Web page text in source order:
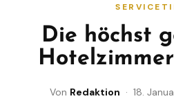
Die höchst
Von Redaktion · 18.